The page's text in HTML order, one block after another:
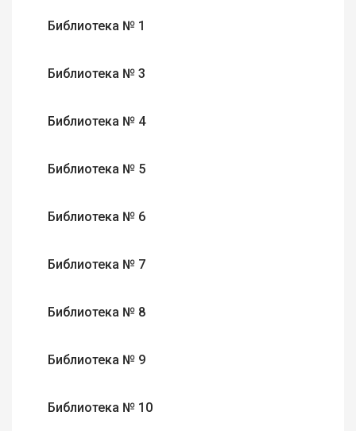
Библиотека № 1
Библиотека № 3
Библиотека № 4
Библиотека № 5
Библиотека № 6
Библиотека № 7
Библиотека № 8
Библиотека № 9
Библиотека № 10